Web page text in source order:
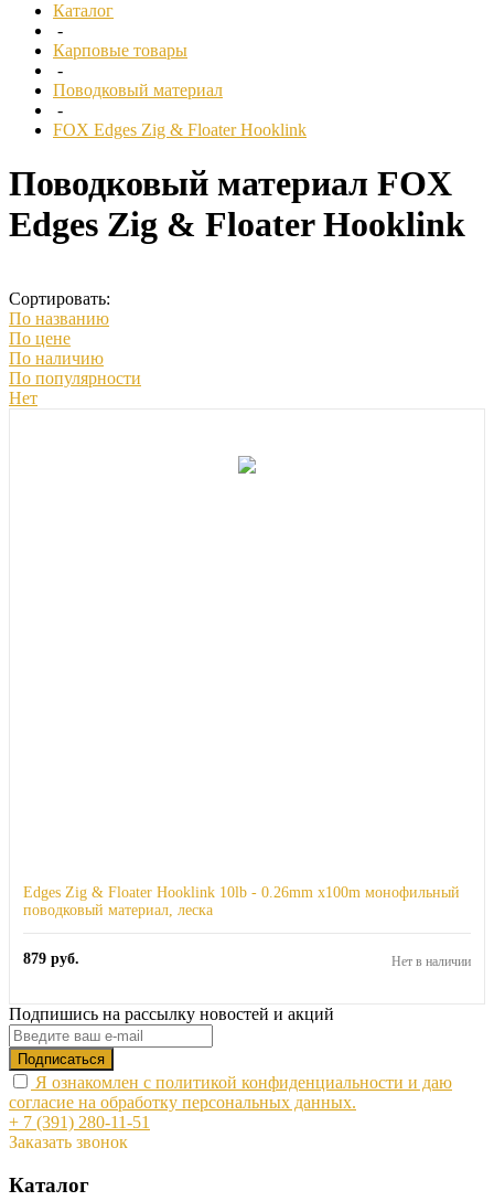
Каталог
-
Карповые товары
-
Поводковый материал
-
FOX Edges Zig & Floater Hooklink
Поводковый материал FOX
Edges Zig & Floater Hooklink
Сортировать:
По названию
По цене
По наличию
По популярности
Нет
Edges Zig & Floater Hooklink 10lb - 0.26mm x100m монофильный
поводковый материал, леска
879 руб. Нет в наличии
Подпишись на рассылку новостей и акций
Я ознакомлен с политикой конфиденциальности и даю
согласие на обработку персональных данных.
+ 7 (391) 280-11-51
Заказать звонок
Каталог